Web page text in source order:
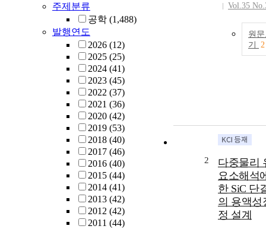
주제분류
공학 (1,488)
발행연도
2026 (12)
2025 (25)
2024 (41)
2023 (45)
2022 (37)
2021 (36)
2020 (42)
2019 (53)
2018 (40)
2017 (46)
2016 (40)
2015 (44)
2014 (41)
2013 (42)
2012 (42)
2011 (44)
Vol.35
원
기
2
2
다중물리
요소해석
한 SiC 단
의 용액성
정 설계